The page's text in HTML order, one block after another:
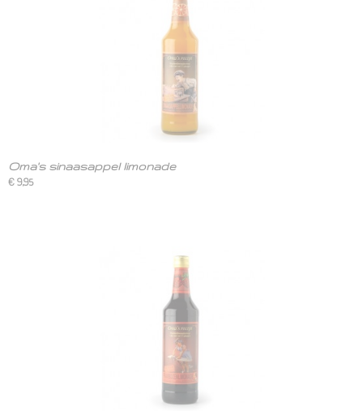
Oma's sinaasappel limonade
€ 9,95